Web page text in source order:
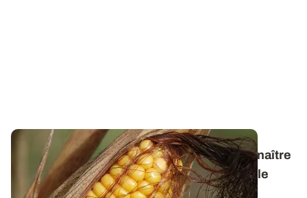
De la levée à la maturité complète - Reconnaître
les stades du maïs tout au long de son cycle
Retrouvez, dans une plaquette illustrée, les clés de